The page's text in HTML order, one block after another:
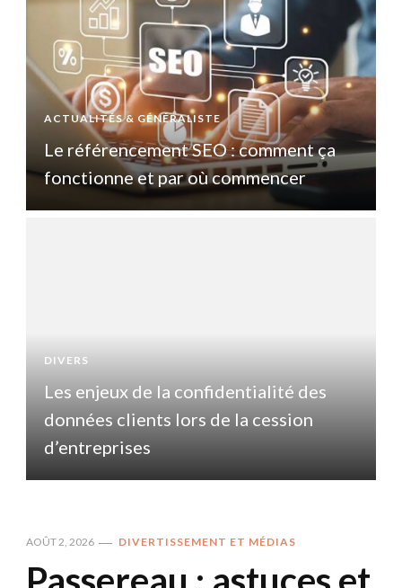
ACTUALITÉS & GÉNÉRALISTE
Le référencement SEO : comment ça
fonctionne et par où commencer
DIVERS
Les enjeux de la confidentialité des
données clients lors de la cession
d’entreprises
AOÛT 2, 2026 DIVERTISSEMENT ET MÉDIAS